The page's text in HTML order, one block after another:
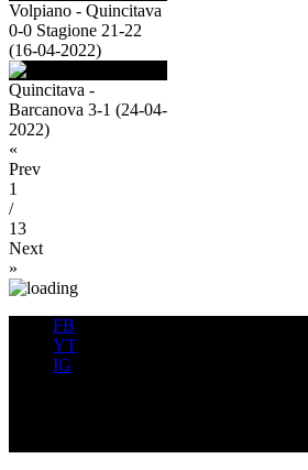
Volpiano - Quincitava
0-0 Stagione 21-22
(16-04-2022)
Quincitava -
Barcanova 3-1 (24-04-
2022)
«
Prev
1
/
13
Next
»
FB
YT
IG